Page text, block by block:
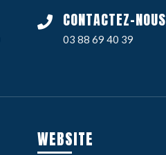
CONTACTEZ-NOUS
03 88 69 40 39
WEBSITE